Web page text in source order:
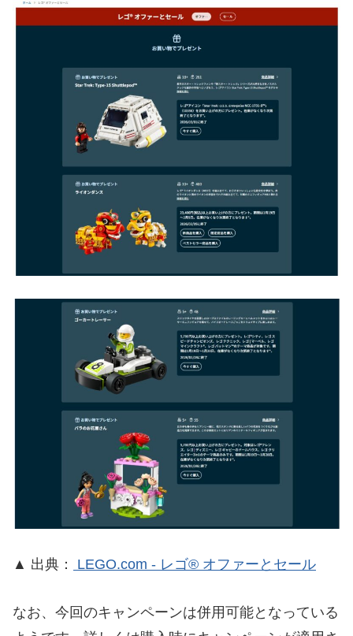
▲ 出典： LEGO.com - レゴ® オファーとセール
なお、今回のキャンペーンは併用可能となっている